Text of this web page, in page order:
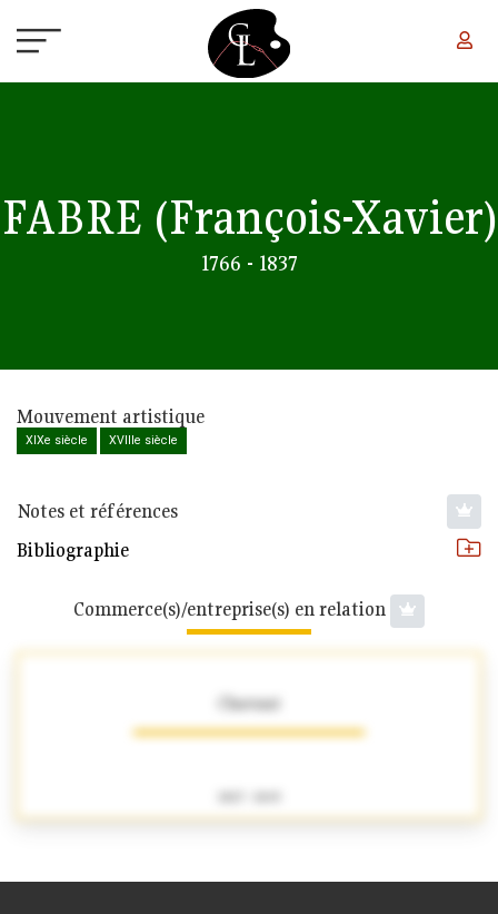
FABRE (François-Xavier)
1766 - 1837
Mouvement artistique
XIXe siècle XVIIIe siècle
Notes et références
Bibliographie
Commerce(s)/entreprise(s) en relation
Chavant